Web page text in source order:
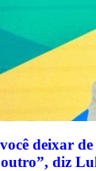
deixar
diz